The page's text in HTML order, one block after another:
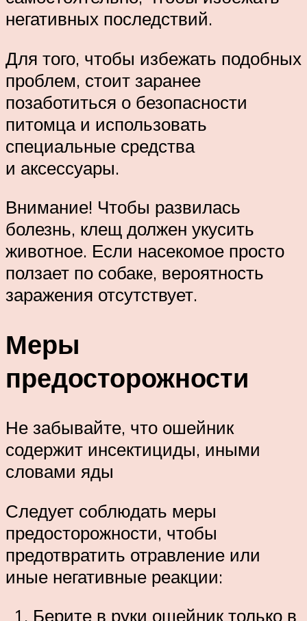
негативных последствий.
Для того, чтобы избежать подобных
проблем, стоит заранее
позаботиться о безопасности
питомца и использовать
специальные средства
и аксессуары.
Внимание! Чтобы развилась
болезнь, клещ должен укусить
животное. Если насекомое просто
ползает по собаке, вероятность
заражения отсутствует.
Меры
предосторожности
Не забывайте, что ошейник
содержит инсектициды, иными
словами яды
Следует соблюдать меры
предосторожности, чтобы
предотвратить отравление или
иные негативные реакции:
Берите в руки ошейник только в